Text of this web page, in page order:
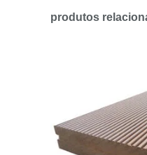
produtos